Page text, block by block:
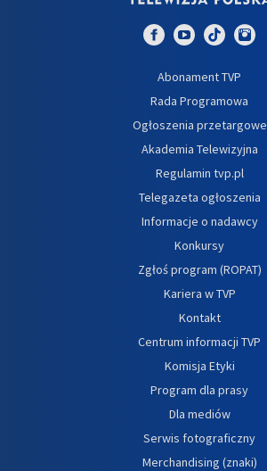
Abonament TVP
Rada Programowa
Ogłoszenia przetargowe
Akademia Telewizyjna
Regulamin tvp.pl
Telegazeta ogłoszenia
Informacje o nadawcy
Konkursy
Zgłoś program (ROPAT)
Kariera w TVP
Kontakt
Centrum informacji TVP
Komisja Etyki
Program dla prasy
Dla mediów
Serwis fotograficzny
Merchandising (znaki)